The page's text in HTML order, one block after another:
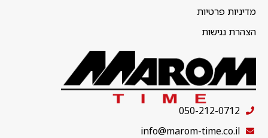
מדיניות פרטיות
הצהרת נגישות
050-212-0712
info@marom-time.co.il